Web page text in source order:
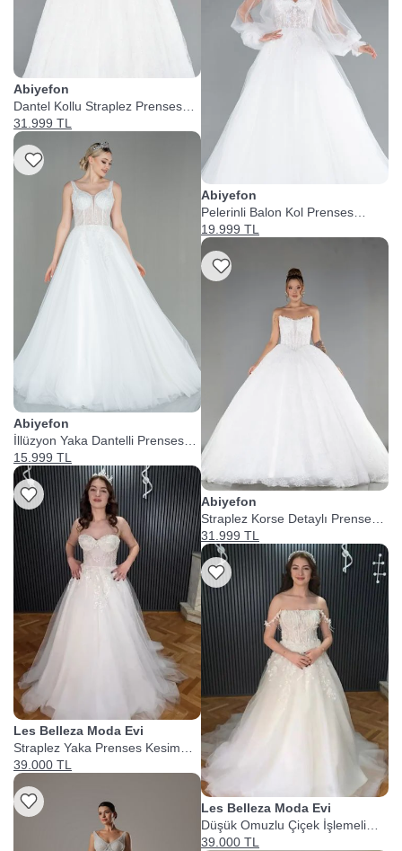
Abiyefon
Dantel Kollu Straplez Prenses
Gelinlik
31.999 TL
Listeme Ekle
Abiyefon
İllüzyon Yaka Dantelli Prenses
Gelinlik
15.999 TL
Les Belleza Moda Evi
Straplez Yaka Prenses Kesim
Tül Gelinlik
39.000 TL
Abiyefon
Pelerinli Balon Kol Prenses
Gelinlik
19.999 TL
Listeme Ekle
Abiyefon
Straplez Korse Detaylı Prenses
Gelinlik
31.999 TL
Les Belleza Moda Evi
Düşük Omuzlu Çiçek İşlemeli
Prenses Gelinlik
39.000 TL